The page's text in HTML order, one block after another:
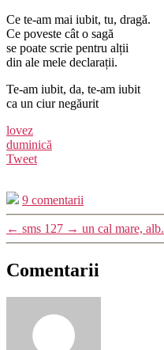
Ce te-am mai iubit, tu, dragă.
Ce poveste cât o sagă
se poate scrie pentru alții
din ale mele declarații.
Te-am iubit, da, te-am iubit
ca un ciur negăurit
lovez
duminică
Tweet
9 comentarii
← sms 127 → un cal mare, alb.
Comentarii